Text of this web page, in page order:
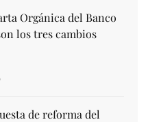
Orgánica del Banco
los tres cambios
de reforma del